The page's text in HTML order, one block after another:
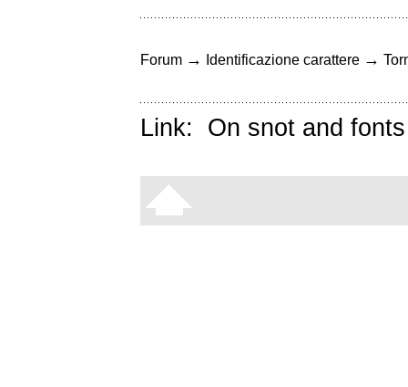
Forum → Identificazione carattere →
Link: On snot and fonts